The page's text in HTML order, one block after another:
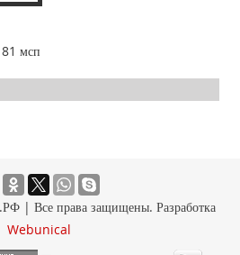
мсп
| Все права защищены. Разработка
Webunical